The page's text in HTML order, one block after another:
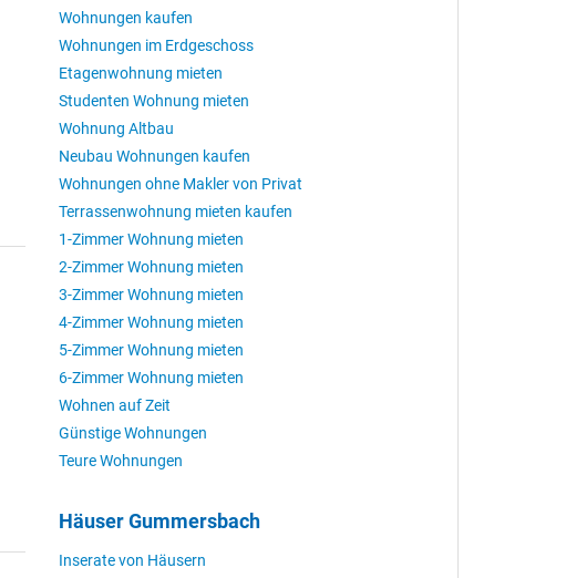
Wohnungen kaufen
Wohnungen im Erdgeschoss
Etagenwohnung mieten
Studenten Wohnung mieten
Wohnung Altbau
Neubau Wohnungen kaufen
Wohnungen ohne Makler von Privat
Terrassenwohnung mieten kaufen
1-Zimmer Wohnung mieten
2-Zimmer Wohnung mieten
3-Zimmer Wohnung mieten
4-Zimmer Wohnung mieten
5-Zimmer Wohnung mieten
6-Zimmer Wohnung mieten
Wohnen auf Zeit
Günstige Wohnungen
Teure Wohnungen
Häuser Gummersbach
Inserate von Häusern